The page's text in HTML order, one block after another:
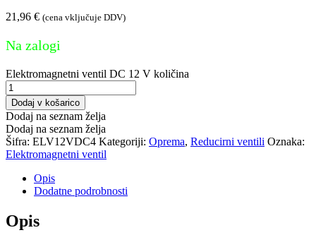
21,96 € (cena vključuje DDV)
Na zalogi
Elektromagnetni ventil DC 12 V količina
Dodaj v košarico
Dodaj na seznam želja
Dodaj na seznam želja
Šifra: ELV12VDC4 Kategoriji: Oprema, Reducirni ventili Oznaka:
Elektromagnetni ventil
Opis
Dodatne podrobnosti
Opis